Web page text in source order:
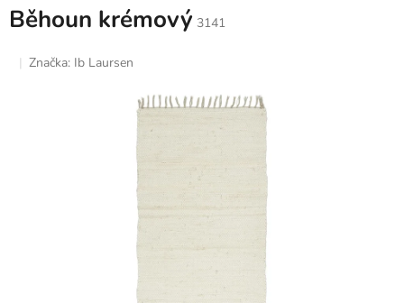
Běhoun krémový 3141
Značka: Ib Laursen